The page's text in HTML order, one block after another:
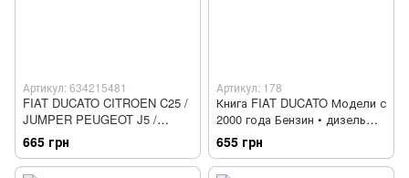
Артикул: 634215481
FIAT DUCATO CITROEN C25 /
JUMPER PEUGEOT J5 /
BOXER Модели 1982-2005гг.
выпуска Руководство по
ремонту
665 грн
Артикул: 178
Книга FIAT DUCATO Модели с
2000 года Бензин • дизель
Руководство по ремонту и
эксплуатации
655 грн